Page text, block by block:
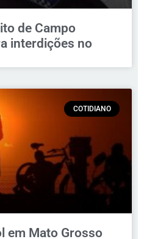
de Campo
interdições no
COTIDIANO
em Mato Grosso